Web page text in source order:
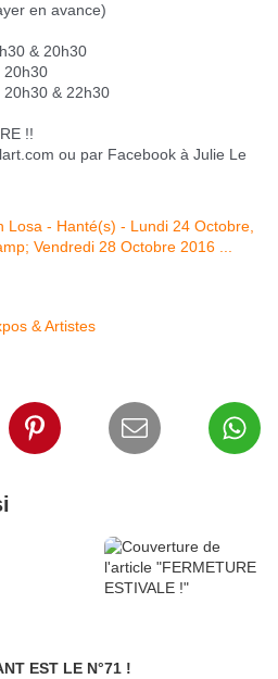
en avance)
& 20h30
20h30
& 22h30
!!
ou par Facebook à Julie Le
& Artistes
EST LE N°71 !